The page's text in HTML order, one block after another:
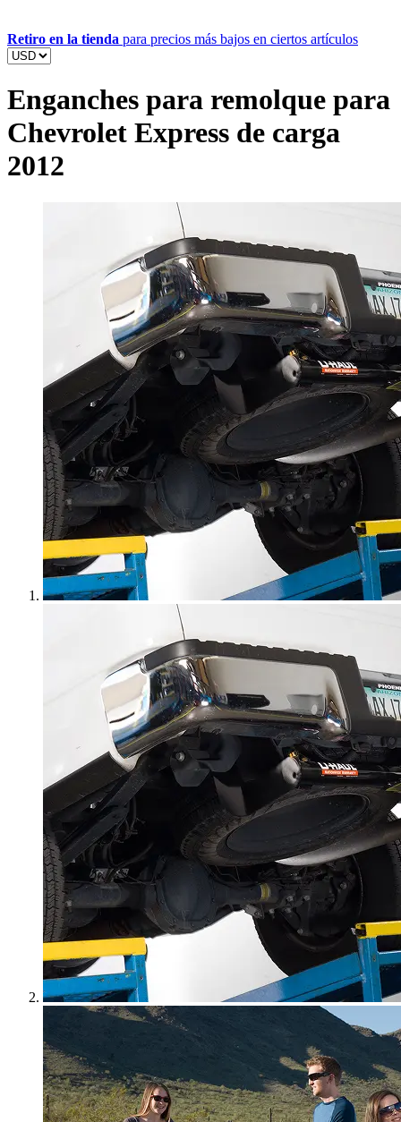
Retiro en la tienda para precios más bajos en ciertos artículos
Enganches para remolque para
Chevrolet Express de carga
2012